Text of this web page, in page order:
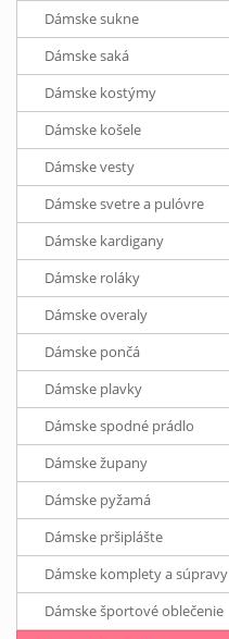
Dámske sukne
Dámske saká
Dámske kostýmy
Dámske košele
Dámske vesty
Dámske svetre a pulóvre
Dámske kardigany
Dámske roláky
Dámske overaly
Dámske pončá
Dámske plavky
Dámske spodné prádlo
Dámske župany
Dámske pyžamá
Dámske pršiplášte
Dámske komplety a súpravy
Dámske športové oblečenie